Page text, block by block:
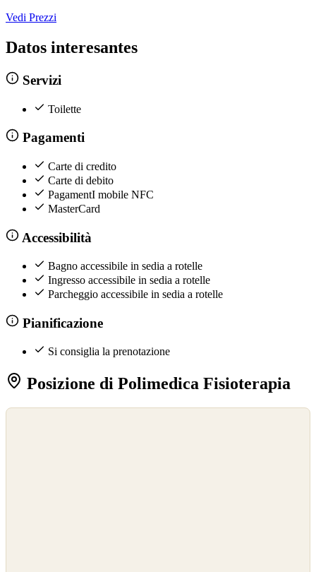
Vedi Prezzi
Datos interesantes
Servizi
Toilette
Pagamenti
Carte di credito
Carte di debito
PagamentI mobile NFC
MasterCard
Accessibilità
Bagno accessibile in sedia a rotelle
Ingresso accessibile in sedia a rotelle
Parcheggio accessibile in sedia a rotelle
Pianificazione
Si consiglia la prenotazione
Posizione di Polimedica Fisioterapia